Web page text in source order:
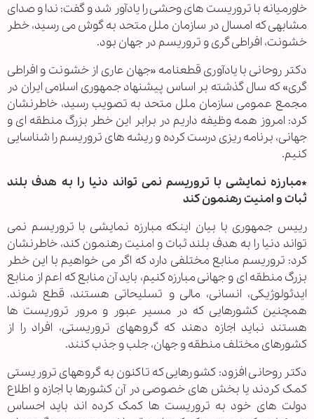
خاورمیانه با تروریست های وحشی را یادآور شد و گفت: ندا و صدای
مشابهی که امسال در سازمان ملل متحد به گوش می رسید، خطر
خشونت، افراطی گری و تروریسم در جهان بود.
دکتر روحانی با یادآوری قطعنامه «جهان عاری از خشونت و افراطی
گری» که سال گذشته بر اساس پیشنهاد جمهوری اسلامی ایران در
مجمع عمومی سازمان ملل متحد به تصویب رسید، خاطرنشان
کرد: امروز همه وظیفه داریم در برابر این خطر بزرگ منطقه ای و
جهانی، برنامه ریزی درست کرده و ریشه های تروریسم را شناسایی
کنیم.
*مبارزه نمایشی با تروریسم نمی تواند دنیا را به هدف بلند
ثبات و امنیت رهنمون کند
رییس جمهوری با بیان اینکه مبارزه نمایشی با تروریسم نمی
تواند دنیا را به هدف بلند ثبات و امنیت رهنمون کند، خاطرنشان
کرد: تروریسم منابع مختلفی دارد که اگر می خواهیم با این خطر
بزرگ منطقه ای و جهانی مبارزه کنیم، باید آن منابع که اعم از منابع
ایدئولوژیکی، انسانی، مالی و تسلیحاتی هستند، قطع شوند.
همچنین کشورهایی که در مسیر عبور و مرور تروریست ها
هستند نباید اجازه دهند که گروههای تروریستی، افراد را از
کشورهای مختلف منطقه و جهان، جلب و جذب کنند.
دکتر روحانی افزود: کشورهایی که تاکنون به گروههای تروریستی
کمک کردند یا بخش های خصوصی در آن کشورها با اجازه و اطلاع
دولت های خود به تروریست ها کمک کرده اند باید احساس